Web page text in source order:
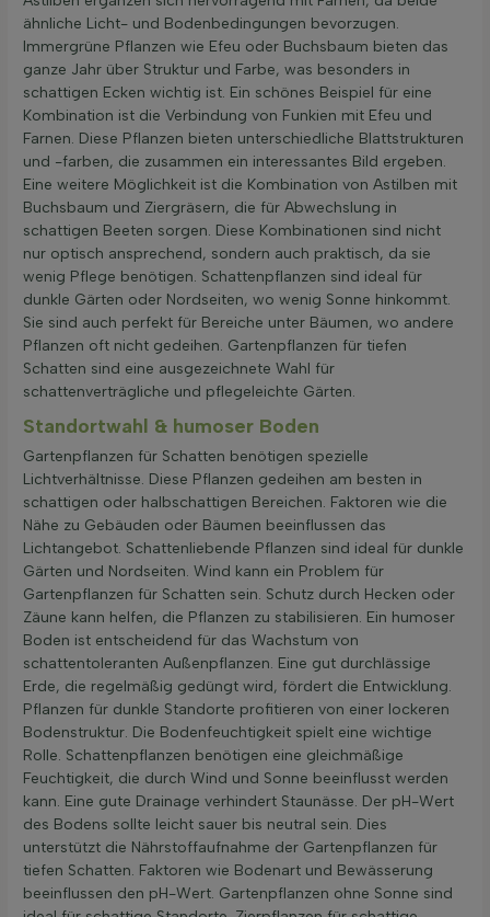
ähnliche Licht- und Bodenbedingungen bevorzugen.
Immergrüne Pflanzen wie Efeu oder Buchsbaum bieten das
ganze Jahr über Struktur und Farbe, was besonders in
schattigen Ecken wichtig ist. Ein schönes Beispiel für eine
Kombination ist die Verbindung von Funkien mit Efeu und
Farnen. Diese Pflanzen bieten unterschiedliche Blattstrukturen
und -farben, die zusammen ein interessantes Bild ergeben.
Eine weitere Möglichkeit ist die Kombination von Astilben mit
Buchsbaum und Ziergräsern, die für Abwechslung in
schattigen Beeten sorgen. Diese Kombinationen sind nicht
nur optisch ansprechend, sondern auch praktisch, da sie
wenig Pflege benötigen. Schattenpflanzen sind ideal für
dunkle Gärten oder Nordseiten, wo wenig Sonne hinkommt.
Sie sind auch perfekt für Bereiche unter Bäumen, wo andere
Pflanzen oft nicht gedeihen. Gartenpflanzen für tiefen
Schatten sind eine ausgezeichnete Wahl für
schattenverträgliche und pflegeleichte Gärten.
Standortwahl & humoser Boden
Gartenpflanzen für Schatten benötigen spezielle
Lichtverhältnisse. Diese Pflanzen gedeihen am besten in
schattigen oder halbschattigen Bereichen. Faktoren wie die
Nähe zu Gebäuden oder Bäumen beeinflussen das
Lichtangebot. Schattenliebende Pflanzen sind ideal für dunkle
Gärten und Nordseiten. Wind kann ein Problem für
Gartenpflanzen für Schatten sein. Schutz durch Hecken oder
Zäune kann helfen, die Pflanzen zu stabilisieren. Ein humoser
Boden ist entscheidend für das Wachstum von
schattentoleranten Außenpflanzen. Eine gut durchlässige
Erde, die regelmäßig gedüngt wird, fördert die Entwicklung.
Pflanzen für dunkle Standorte profitieren von einer lockeren
Bodenstruktur. Die Bodenfeuchtigkeit spielt eine wichtige
Rolle. Schattenpflanzen benötigen eine gleichmäßige
Feuchtigkeit, die durch Wind und Sonne beeinflusst werden
kann. Eine gute Drainage verhindert Staunässe. Der pH-Wert
des Bodens sollte leicht sauer bis neutral sein. Dies
unterstützt die Nährstoffaufnahme der Gartenpflanzen für
tiefen Schatten. Faktoren wie Bodenart und Bewässerung
beeinflussen den pH-Wert. Gartenpflanzen ohne Sonne sind